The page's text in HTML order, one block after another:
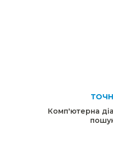
Комп'ютерна